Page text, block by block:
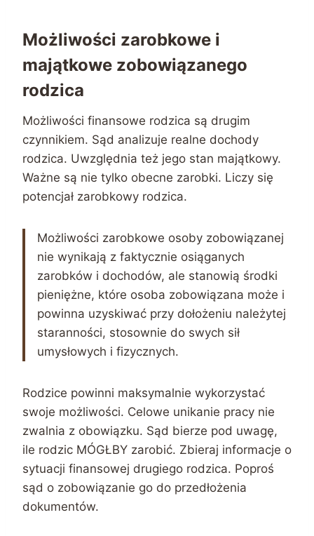
Możliwości zarobkowe i
majątkowe zobowiązanego
rodzica
Możliwości finansowe rodzica są drugim
czynnikiem. Sąd analizuje realne dochody
rodzica. Uwzględnia też jego stan majątkowy.
Ważne są nie tylko obecne zarobki. Liczy się
potencjał zarobkowy rodzica.
Możliwości zarobkowe osoby zobowiązanej
nie wynikają z faktycznie osiąganych
zarobków i dochodów, ale stanowią środki
pieniężne, które osoba zobowiązana może i
powinna uzyskiwać przy dołożeniu należytej
staranności, stosownie do swych sił
umysłowych i fizycznych.
Rodzice powinni maksymalnie wykorzystać
swoje możliwości. Celowe unikanie pracy nie
zwalnia z obowiązku. Sąd bierze pod uwagę,
ile rodzic MÓGŁBY zarobić. Zbieraj informacje o
sytuacji finansowej drugiego rodzica. Poproś
sąd o zobowiązanie go do przedłożenia
dokumentów.